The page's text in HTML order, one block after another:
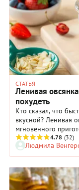
СТАТЬЯ
Ленивая
похудеть
Кто сказал, что
вкусной? Ленивая овсянка —
мгновенного
подходить к плите.
и оставить в
удивительно
семенами чиа,
кашу терпеть не
4.78 (32)
Людмила